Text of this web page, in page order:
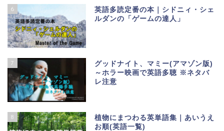
6
英語多読定番の本｜シドニィ・シェ
ルダンの「ゲームの達人」
7
グッドナイト、マミー(アマゾン版)
～ホラー映画で英語多聴 ※ネタバ
レ注意
8
植物にまつわる英単語集｜あいうえ
お順(英語一覧)